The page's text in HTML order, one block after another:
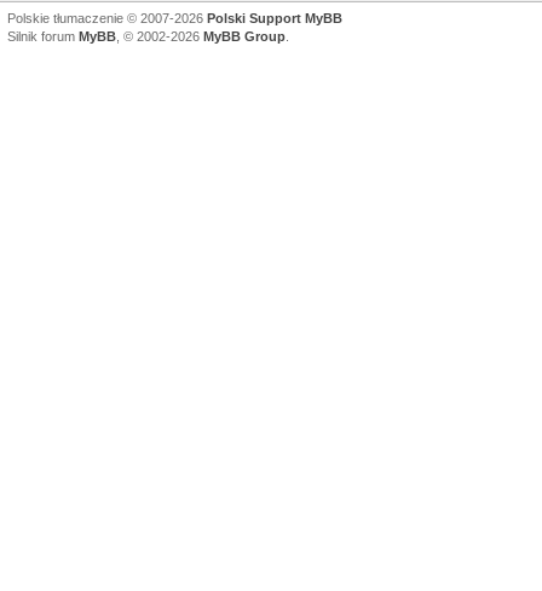
Polskie tłumaczenie © 2007-2026 Polski Support MyBB
Silnik forum MyBB , © 2002-2026 MyBB Group